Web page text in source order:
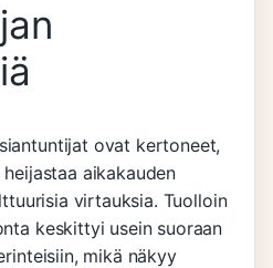
ovat kertoneet,
aikakauden
virtauksia. Tuolloin
keskittyi usein suoraan
mikä näkyy